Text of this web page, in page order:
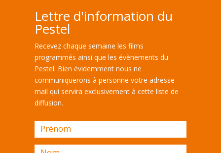
Lettre d'information du
Pestel
Recevez chaque semaine les films
programmés ainsi que les évènements du
Pestel. Bien évidemment nous ne
communiquerons à personne votre adresse
mail qui servira exclusivement à cette liste de
diffusion.